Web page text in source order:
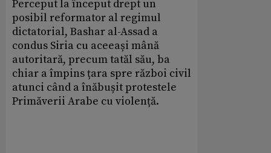
Perceput la început drept un
posibil reformator al regimul
dictatorial, Bashar al-Assad a
condus Siria cu aceeași mână
autoritară, precum tatăl său, ba
chiar a împins țara spre război civil
atunci când a înăbușit protestele
Primăverii Arabe cu violență.